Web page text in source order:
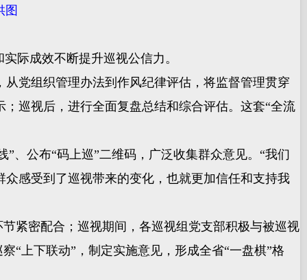
图
际成效不断提升巡视公信力。
党组织管理办法到作风纪律评估，将监督管理贯穿
巡视后，进行全面复盘总结和综合评估。这套“全流
公布“码上巡”二维码，广泛收集群众意见。“我们
感受到了巡视带来的变化，也就更加信任和支持我
紧密配合；巡视期间，各巡视组党支部积极与被巡视
“上下联动”，制定实施意见，形成全省“一盘棋”格